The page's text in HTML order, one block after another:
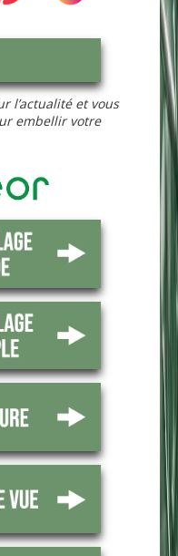
l’actualité et vous
embellir votre